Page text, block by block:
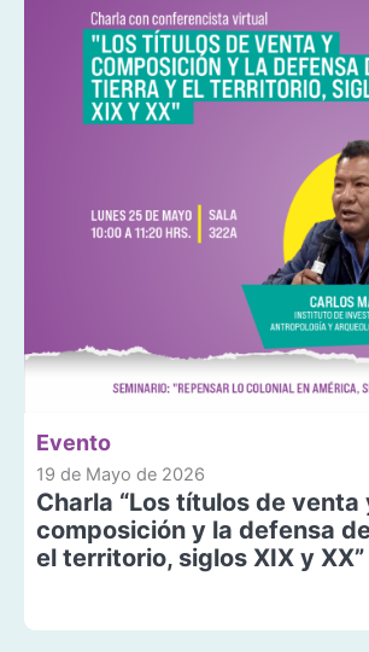
Evento
19 de Mayo de 2026
Charla “Los títulos de venta
composición y la defensa
el territorio, siglos XIX y XX”